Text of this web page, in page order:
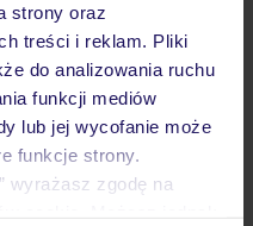
strony oraz
treści i reklam. Pliki
do analizowania ruchu
funkcji mediów
lub jej wycofanie może
funkcje strony.
wyrażasz zgodę na